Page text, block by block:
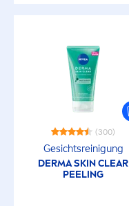
(300)
Gesichtsreinigung
DERMASKINCLEAR
PEELING